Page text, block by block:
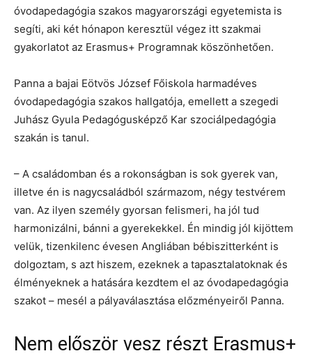
óvodapedagógia szakos magyarországi egyetemista is
segíti, aki két hónapon keresztül végez itt szakmai
gyakorlatot az Erasmus+ Programnak köszönhetően.
Panna a bajai Eötvös József Főiskola harmadéves
óvodapedagógia szakos hallgatója, emellett a szegedi
Juhász Gyula Pedagógusképző Kar szociálpedagógia
szakán is tanul.
– A családomban és a rokonságban is sok gyerek van,
illetve én is nagycsaládból származom, négy testvérem
van. Az ilyen személy gyorsan felismeri, ha jól tud
harmonizálni, bánni a gyerekekkel. Én mindig jól kijöttem
velük, tizenkilenc évesen Angliában bébiszitterként is
dolgoztam, s azt hiszem, ezeknek a tapasztalatoknak és
élményeknek a hatására kezdtem el az óvodapedagógia
szakot – mesél a pályaválasztása előzményeiről Panna.
Nem először vesz részt Erasmus+